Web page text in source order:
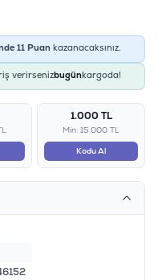
11 Puan kazanacaksınız.
verirsenizbugünkargoda!
1.000 TL
Min: 15.000 TL
Kodu Al